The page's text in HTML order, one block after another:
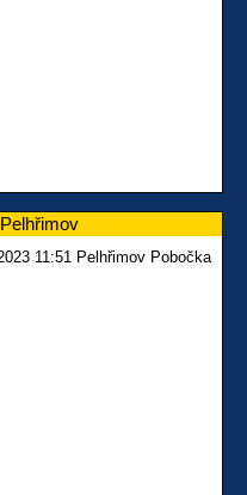
11:51 Pelhřimov Pobočka